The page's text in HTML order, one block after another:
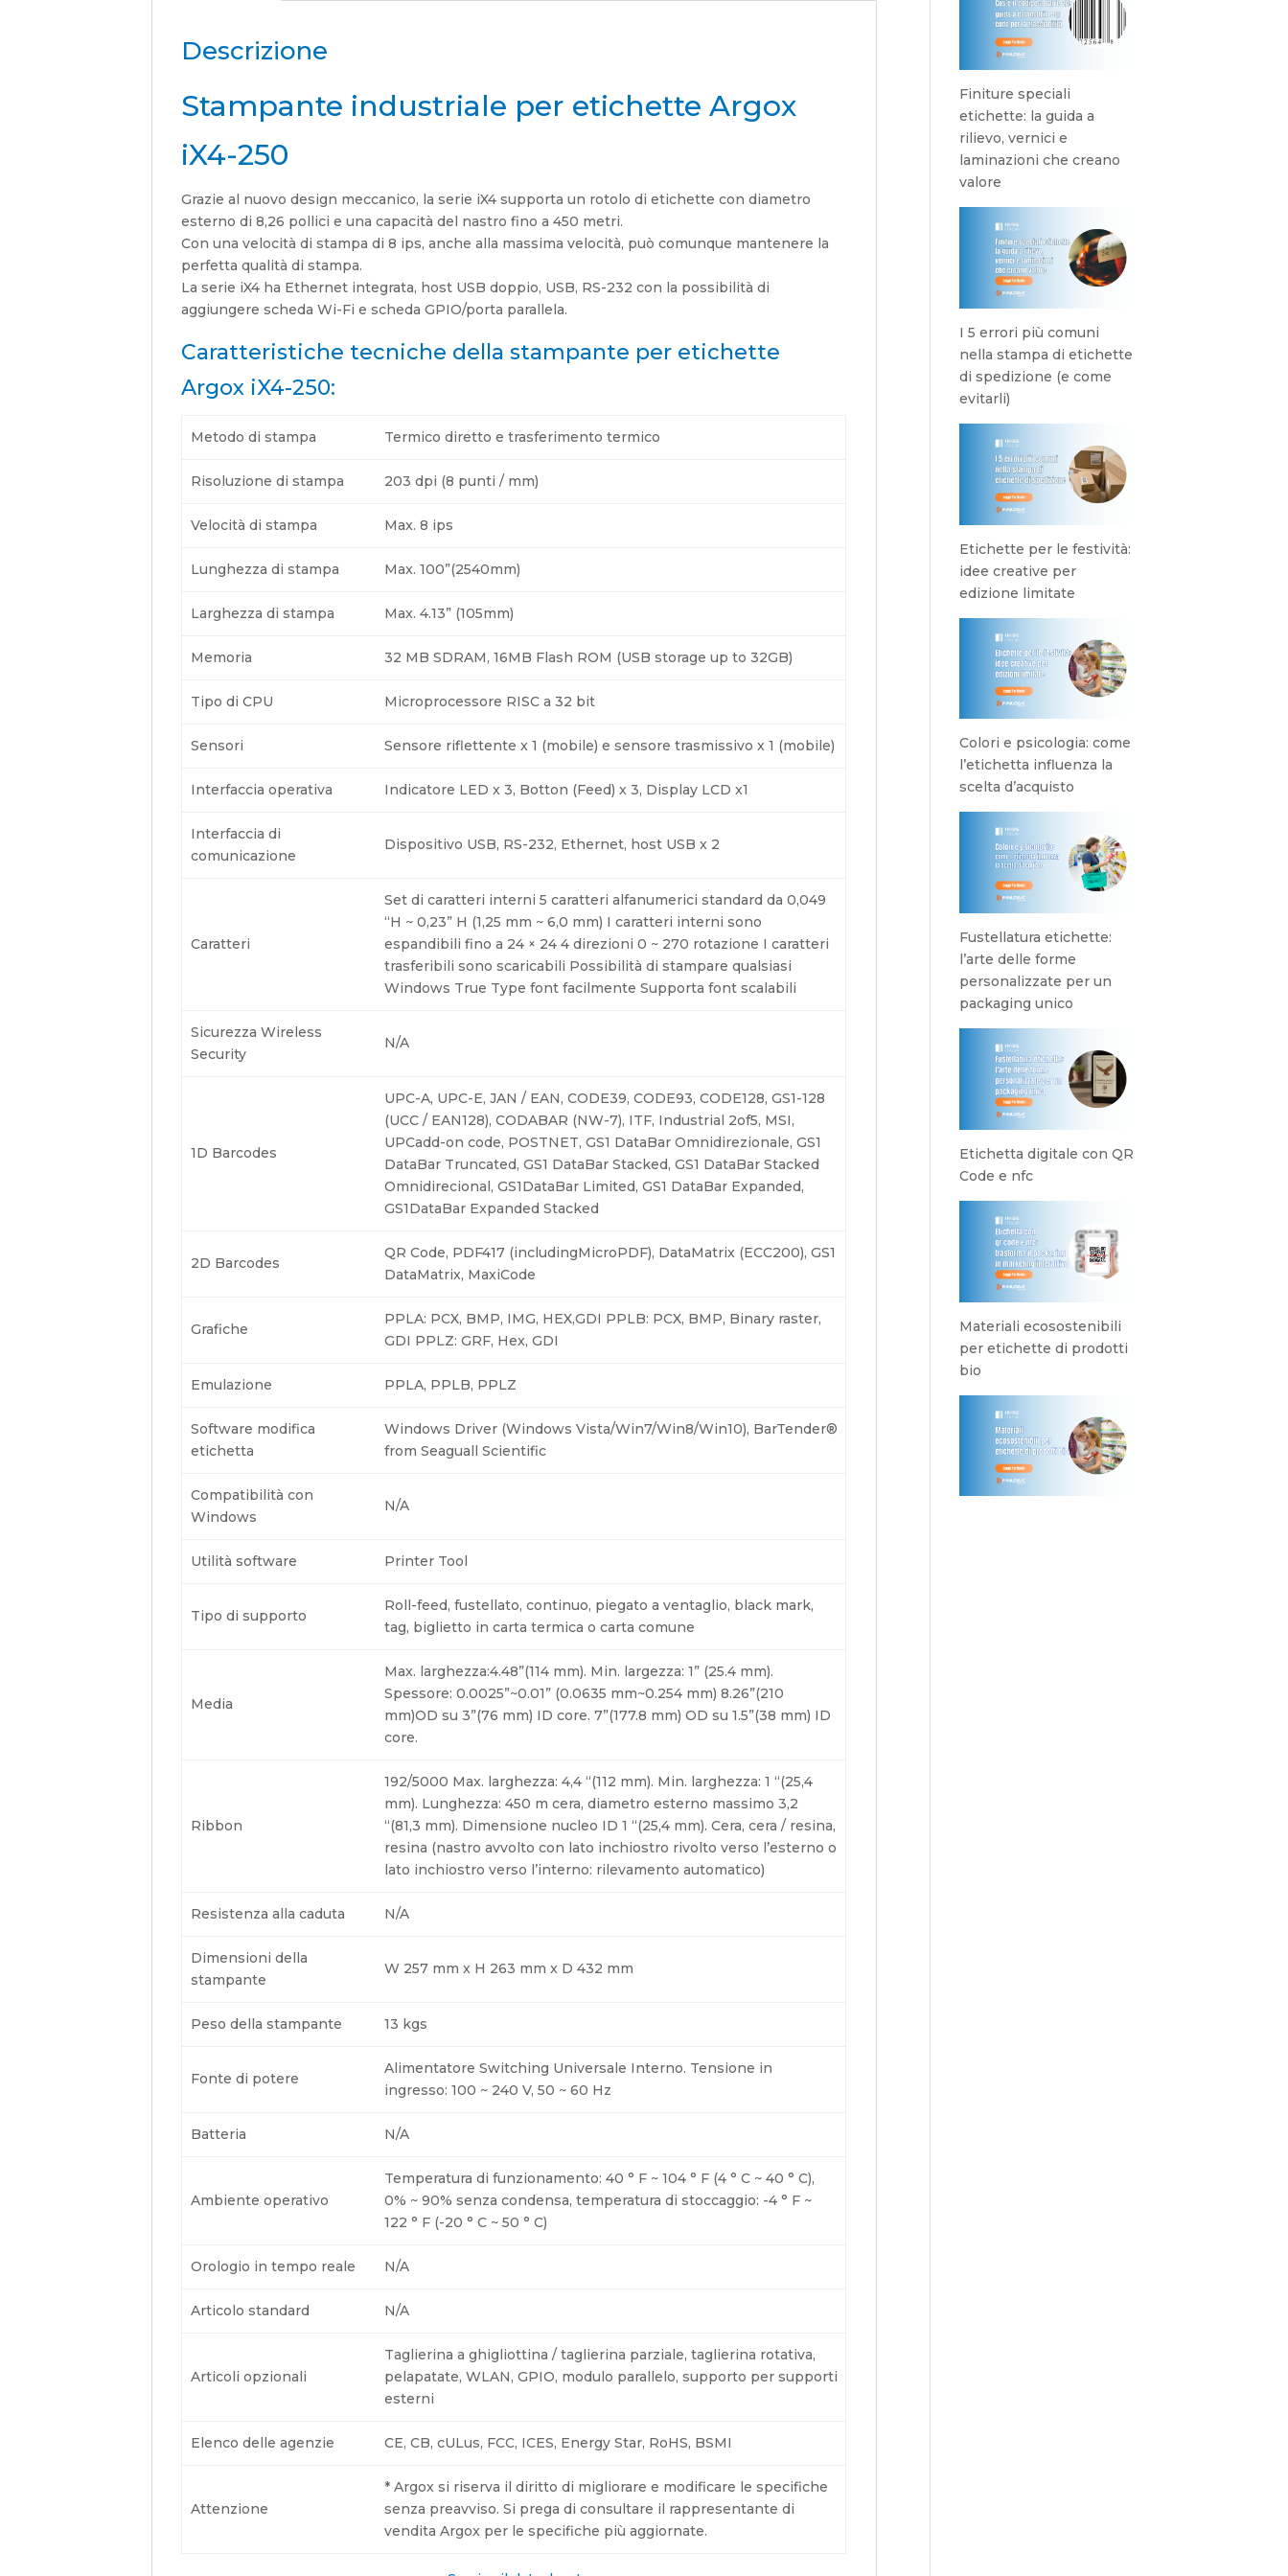
Descrizione
Stampante industriale per etichette Argox
iX4-250
Grazie al nuovo design meccanico, la serie iX4 supporta un rotolo di etichette con diametro
esterno di 8,26 pollici e una capacità del nastro fino a 450 metri.
Con una velocità di stampa di 8 ips, anche alla massima velocità, può comunque mantenere la
perfetta qualità di stampa.
La serie iX4 ha Ethernet integrata, host USB doppio, USB, RS-232 con la possibilità di
aggiungere scheda Wi-Fi e scheda GPIO/porta parallela.
Caratteristiche tecniche della stampante per etichette
Argox iX4-250:
Metodo di stampa Termico diretto e trasferimento termico
Risoluzione di stampa 203 dpi (8 punti / mm)
Velocità di stampa Max. 8 ips
Lunghezza di stampa Max. 100”(2540mm)
Larghezza di stampa Max. 4.13” (105mm)
Memoria 32 MB SDRAM, 16MB Flash ROM (USB storage up to 32GB)
Tipo di CPU Microprocessore RISC a 32 bit
Sensori Sensore riflettente x 1 (mobile) e sensore trasmissivo x 1 (mobile)
Interfaccia operativa Indicatore LED x 3, Botton (Feed) x 3, Display LCD x1
Interfaccia di
comunicazione
Dispositivo USB, RS-232, Ethernet, host USB x 2
Caratteri
Set di caratteri interni 5 caratteri alfanumerici standard da 0,049
“H ~ 0,23” H (1,25 mm ~ 6,0 mm) I caratteri interni sono
espandibili fino a 24 × 24 4 direzioni 0 ~ 270 rotazione I caratteri
trasferibili sono scaricabili Possibilità di stampare qualsiasi
Windows True Type font facilmente Supporta font scalabili
Sicurezza Wireless
Security
N/A
1D Barcodes
UPC-A, UPC-E, JAN / EAN, CODE39, CODE93, CODE128, GS1-128
(UCC / EAN128), CODABAR (NW-7), ITF, Industrial 2of5, MSI,
UPCadd-on code, POSTNET, GS1 DataBar Omnidirezionale, GS1
DataBar Truncated, GS1 DataBar Stacked, GS1 DataBar Stacked
Omnidirecional, GS1DataBar Limited, GS1 DataBar Expanded,
GS1DataBar Expanded Stacked
2D Barcodes
QR Code, PDF417 (includingMicroPDF), DataMatrix (ECC200), GS1
DataMatrix, MaxiCode
Grafiche
PPLA: PCX, BMP, IMG, HEX,GDI PPLB: PCX, BMP, Binary raster,
GDI PPLZ: GRF, Hex, GDI
Emulazione PPLA, PPLB, PPLZ
Software modifica
etichetta
Windows Driver (Windows Vista/Win7/Win8/Win10), BarTender®
from Seaguall Scientific
Compatibilità con
Windows
N/A
Utilità software Printer Tool
Tipo di supporto
Roll-feed, fustellato, continuo, piegato a ventaglio, black mark,
tag, biglietto in carta termica o carta comune
Media
Max. larghezza:4.48”(114 mm). Min. largezza: 1” (25.4 mm).
Spessore: 0.0025”~0.01” (0.0635 mm~0.254 mm) 8.26”(210
mm)OD su 3”(76 mm) ID core. 7”(177.8 mm) OD su 1.5”(38 mm) ID
core.
Ribbon
192/5000 Max. larghezza: 4,4 “(112 mm). Min. larghezza: 1 “(25,4
mm). Lunghezza: 450 m cera, diametro esterno massimo 3,2
“(81,3 mm). Dimensione nucleo ID 1 “(25,4 mm). Cera, cera / resina,
resina (nastro avvolto con lato inchiostro rivolto verso l’esterno o
lato inchiostro verso l’interno: rilevamento automatico)
Resistenza alla caduta N/A
Dimensioni della
stampante
W 257 mm x H 263 mm x D 432 mm
Peso della stampante 13 kgs
Fonte di potere
Alimentatore Switching Universale Interno. Tensione in
ingresso: 100 ~ 240 V, 50 ~ 60 Hz
Batteria N/A
Ambiente operativo
Temperatura di funzionamento: 40 ° F ~ 104 ° F (4 ° C ~ 40 ° C),
0% ~ 90% senza condensa, temperatura di stoccaggio: -4 ° F ~
122 ° F (-20 ° C ~ 50 ° C)
Orologio in tempo reale N/A
Articolo standard N/A
Articoli opzionali
Taglierina a ghigliottina / taglierina parziale, taglierina rotativa,
pelapatate, WLAN, GPIO, modulo parallelo, supporto per supporti
esterni
Elenco delle agenzie CE, CB, cULus, FCC, ICES, Energy Star, RoHS, BSMI
Attenzione
* Argox si riserva il diritto di migliorare e modificare le specifiche
senza preavviso. Si prega di consultare il rappresentante di
vendita Argox per le specifiche più aggiornate.
Finiture speciali
etichette: la guida a
rilievo, vernici e
laminazioni che creano
valore
I 5 errori più comuni
nella stampa di etichette
di spedizione (e come
evitarli)
Etichette per le festività:
idee creative per
edizione limitate
Colori e psicologia: come
l’etichetta influenza la
scelta d’acquisto
Fustellatura etichette:
l’arte delle forme
personalizzate per un
packaging unico
Etichetta digitale con QR
Code e nfc
Materiali ecosostenibili
per etichette di prodotti
bio